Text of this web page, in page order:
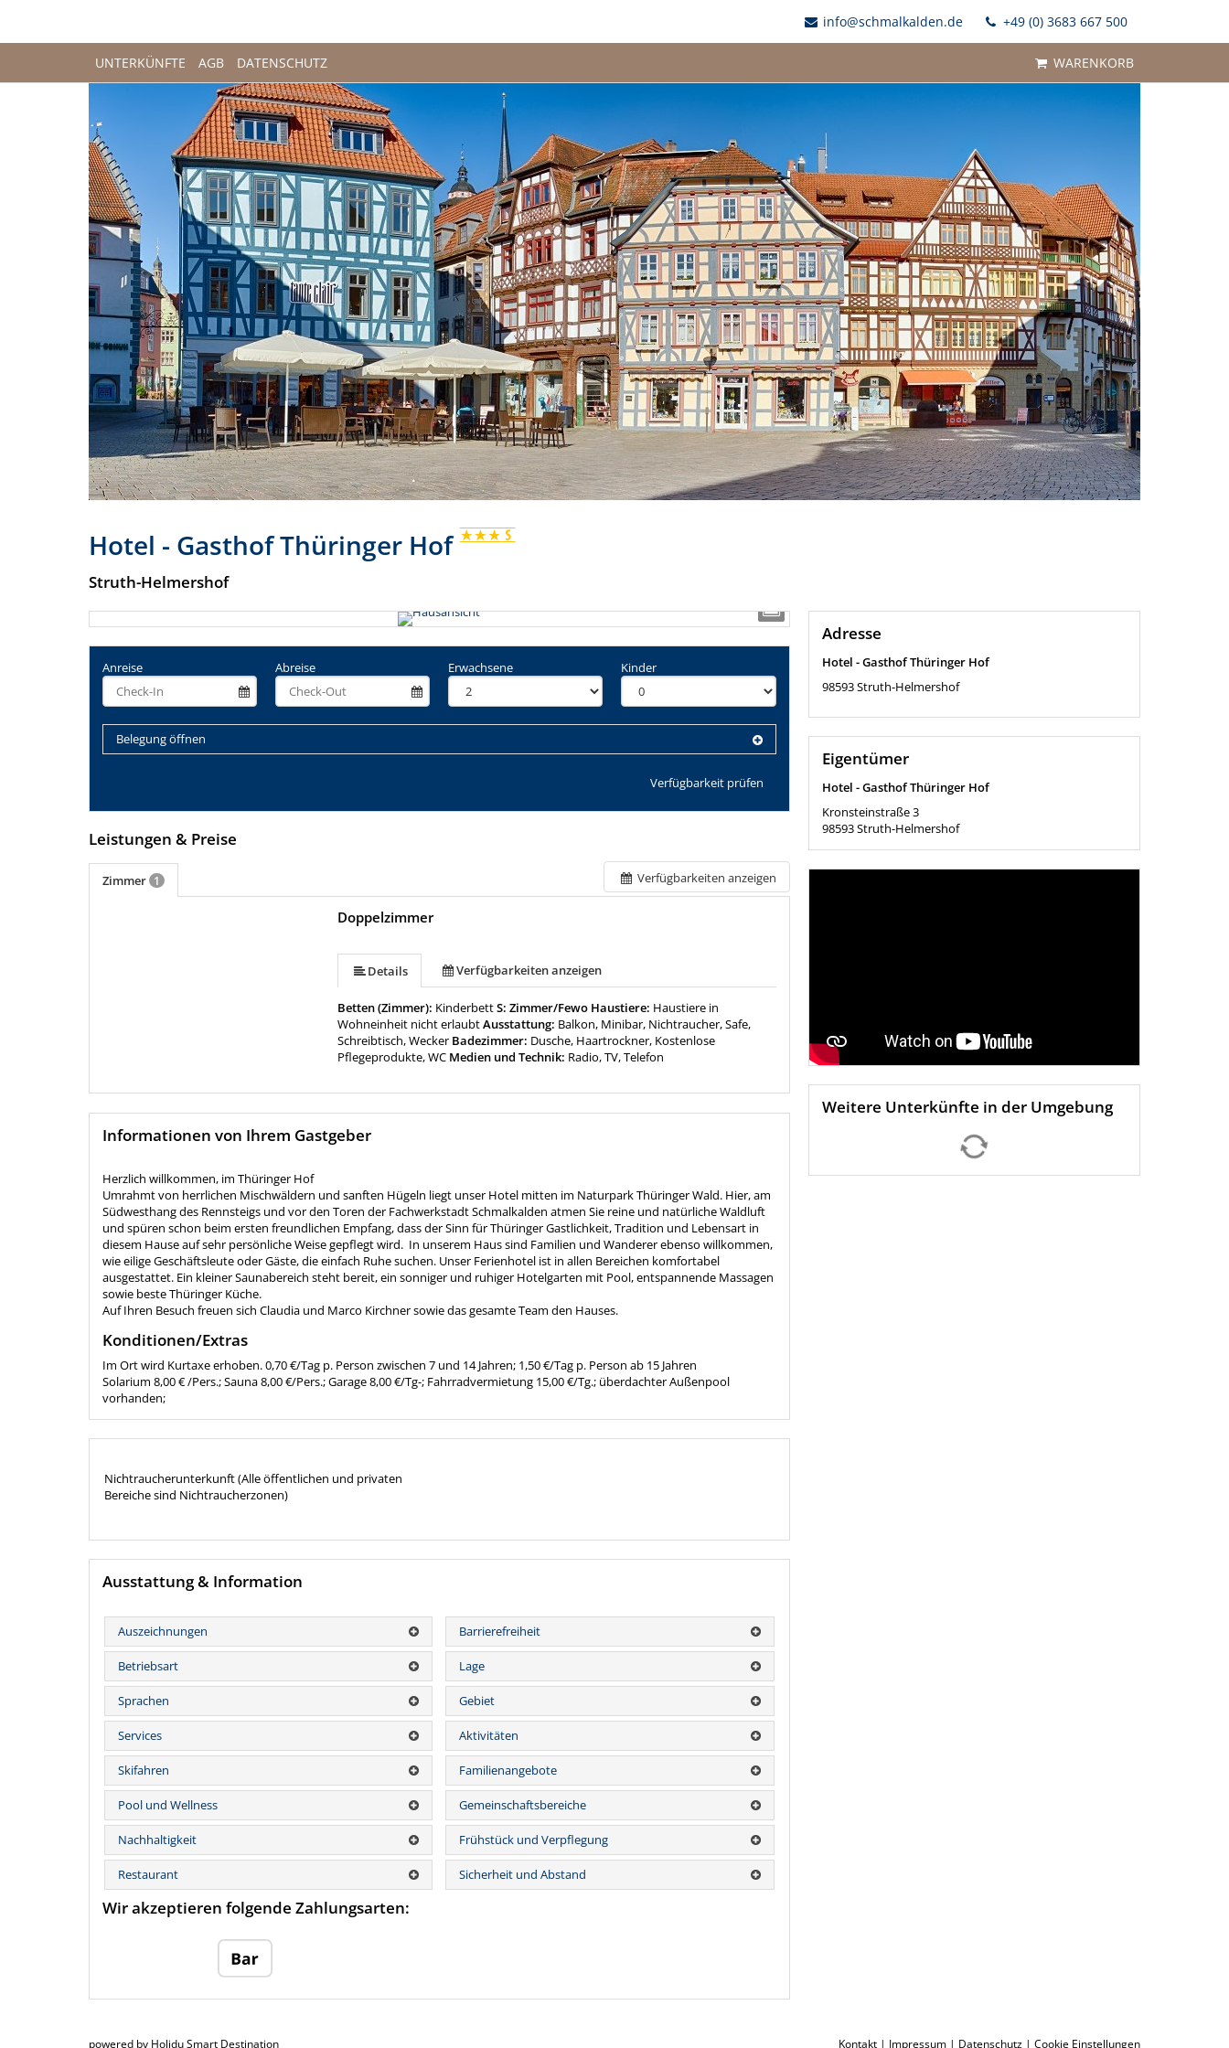
info@schmalkalden.de +49 (0) 3683 667 500
WARENKORB
UNTERKÜNFTE AGB DATENSCHUTZ
Hotel - Gasthof Thüringer Hof
Struth-Helmershof
Anreise Abreise Erwachsene Kinder
Belegung öffnen
Verfügbarkeit prüfen
Verfügbarkeiten anzeigen
Leistungen & Preise
Zimmer 1
Doppelzimmer
Details Verfügbarkeiten anzeigen
Betten (Zimmer): KinderbettS: Zimmer/Fewo Haustiere: Haustiere in
Wohneinheit nicht erlaubtAusstattung: Balkon, Minibar, Nichtraucher, Safe,
Schreibtisch, Wecker Badezimmer: Dusche, Haartrockner, Kostenlose
Pflegeprodukte, WC Medien und Technik: Radio, TV, Telefon
Informationen von Ihrem Gastgeber
Herzlich willkommen, im Thüringer Hof
Umrahmt von herrlichen Mischwäldern und sanften Hügeln liegt unser Hotel mitten im Naturpark Thüringer Wald. Hier, am
Südwesthang des Rennsteigs und vor den Toren der Fachwerkstadt Schmalkalden atmen Sie reine und natürliche Waldluft
und spüren schon beim ersten freundlichen Empfang, dass der Sinn für Thüringer Gastlichkeit, Tradition und Lebensart in
diesem Hause auf sehr persönliche Weise gepflegt wird. In unserem Haus sind Familien und Wanderer ebenso willkommen,
wie eilige Geschäftsleute oder Gäste, die einfach Ruhe suchen. Unser Ferienhotel ist in allen Bereichen komfortabel
ausgestattet. Ein kleiner Saunabereich steht bereit, ein sonniger und ruhiger Hotelgarten mit Pool, entspannende Massagen
sowie beste Thüringer Küche.
Auf Ihren Besuch freuen sich Claudia und Marco Kirchner sowie das gesamte Team den Hauses.
Konditionen/Extras
Im Ort wird Kurtaxe erhoben. 0,70 €/Tag p. Person zwischen 7 und 14 Jahren; 1,50 €/Tag p. Person ab 15 Jahren
Solarium 8,00 € /Pers.; Sauna 8,00 €/Pers.; Garage 8,00 €/Tg-; Fahrradvermietung 15,00 €/Tg.; überdachter Außenpool
vorhanden;
Nichtraucherunterkunft (Alle öffentlichen und privaten
Bereiche sind Nichtraucherzonen)
Ausstattung & Information
Auszeichnungen Barrierefreiheit
Betriebsart Lage
Sprachen Gebiet
Services Aktivitäten
Skifahren Familienangebote
Pool und Wellness Gemeinschaftsbereiche
Nachhaltigkeit Frühstück und Verpflegung
Restaurant Sicherheit und Abstand
Wir akzeptieren folgende Zahlungsarten:
Adresse
Hotel - Gasthof Thüringer Hof
98593Struth-Helmershof
Eigentümer
Hotel - Gasthof Thüringer Hof
Kronsteinstraße 3
98593Struth-Helmershof
Weitere Unterkünfte in der Umgebung
Kontakt | Impressum | Datenschutz | Cookie Einstellungen
powered by Holidu Smart Destination